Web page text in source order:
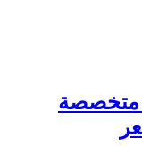
متخصصة